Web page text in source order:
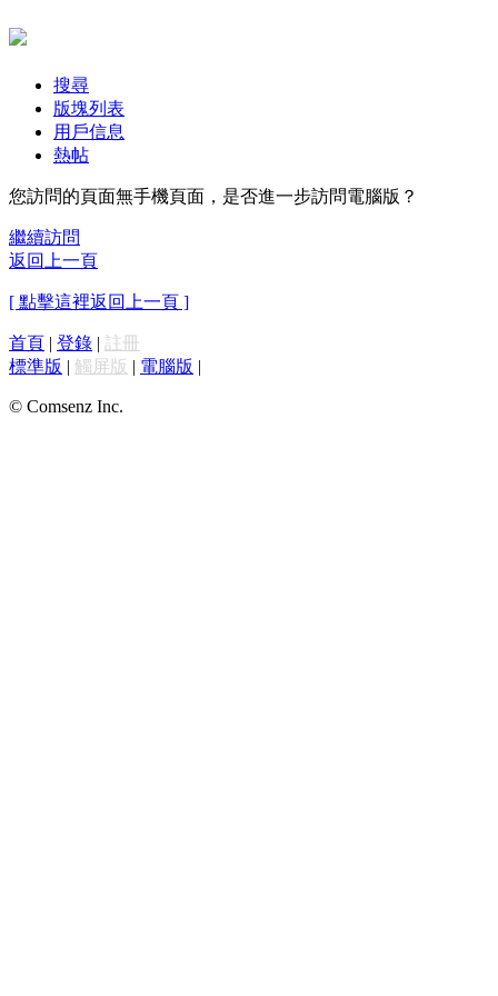
搜尋
版塊列表
用戶信息
熱帖
您訪問的頁面無手機頁面，是否進一步訪問電腦版？
繼續訪問
返回上一頁
[ 點擊這裡返回上一頁 ]
首頁 | 登錄 | 註冊
標準版 | 觸屏版 | 電腦版 |
© Comsenz Inc.